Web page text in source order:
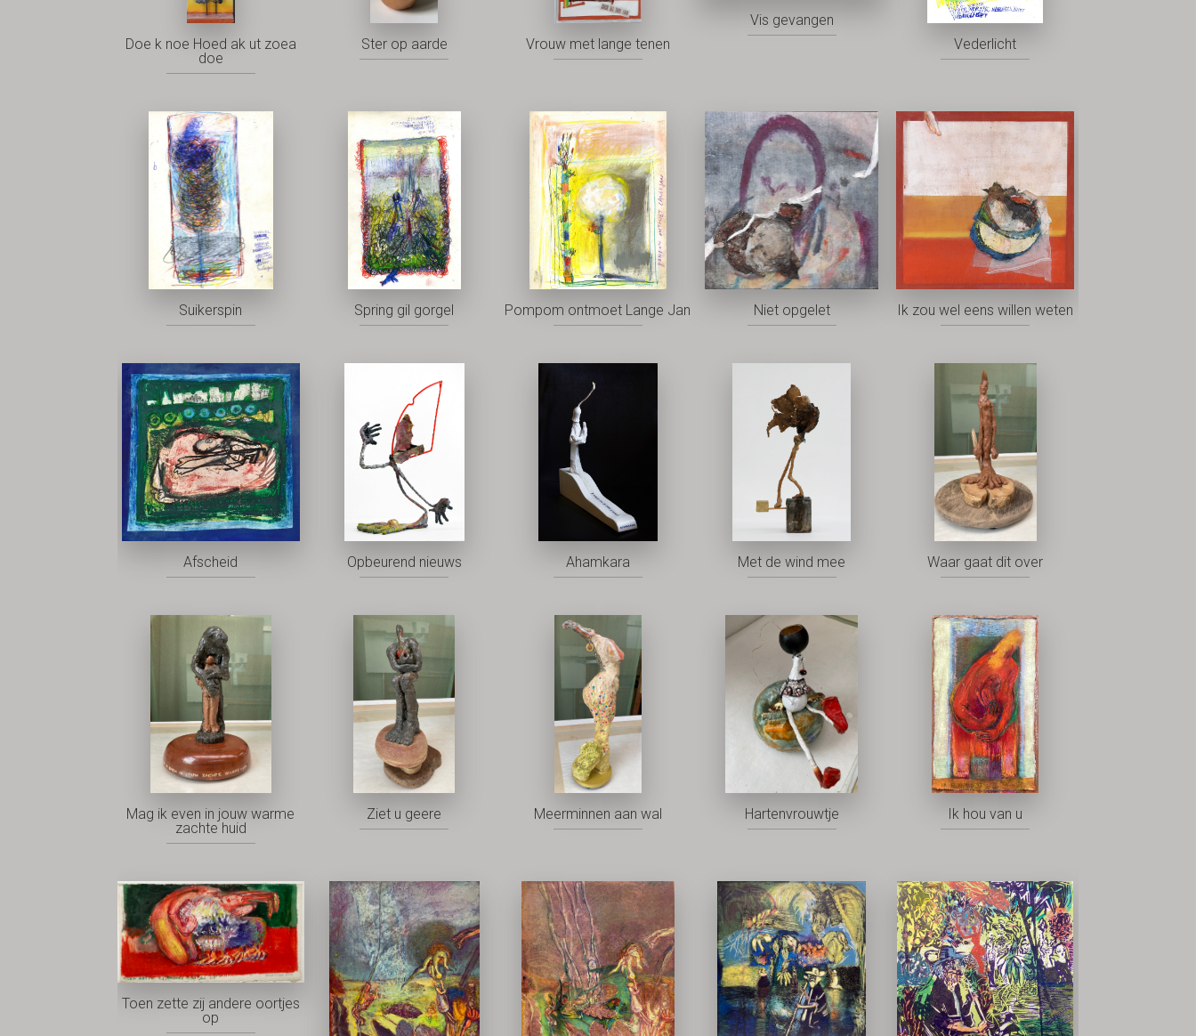
Doe k noe Hoed ak ut zoea
doe
Ster op aarde Vrouw met lange tenen
Vis gevangen
Vederlicht
Suikerspin Spring gil gorgel Pompom ontmoet Lange Jan Niet opgelet Ik zou wel eens willen weten
Afscheid Opbeurend nieuws Ahamkara Met de wind mee Waar gaat dit over
Mag ik even in jouw warme
zachte huid
Ziet u geere Meerminnen aan wal Hartenvrouwtje Ik hou van u
Toen zette zij andere oortjes
op